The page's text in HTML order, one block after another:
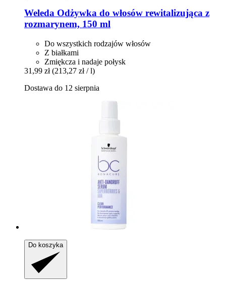
Weleda Odżywka do włosów rewitalizująca z
rozmarynem, 150 ml
Do wszystkich rodzajów włosów
Z białkami
Zmiękcza i nadaje połysk
31,99 zł (213,27 zł / l)
Dostawa do 12 sierpnia
Do koszyka